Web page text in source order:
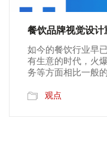
餐饮品牌视觉设计
如今的餐饮行业早
有生意的时代，火
务等方面相比一般
观点